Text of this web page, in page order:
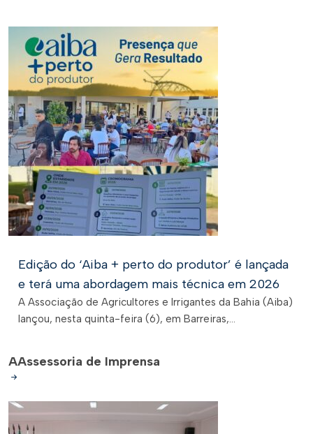
Edição do ‘Aiba + perto do produtor’ é lançada
e terá uma abordagem mais técnica em 2026
A Associação de Agricultores e Irrigantes da Bahia (Aiba)
lançou, nesta quinta-feira (6), em Barreiras,...
AAssessoria de Imprensa